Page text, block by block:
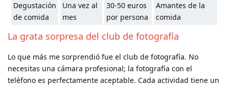
Degustación
de comida
Una vez al
mes
30-50 euros
por persona
Amantes de la
comida
La grata sorpresa del club de fotografía
Lo que más me sorprendió fue el club de fotografía. No
necesitas una cámara profesional; la fotografía con el
teléfono es perfectamente aceptable. Cada actividad tiene un